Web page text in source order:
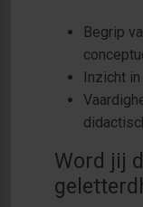
Begrip
Inzicht
Word jij